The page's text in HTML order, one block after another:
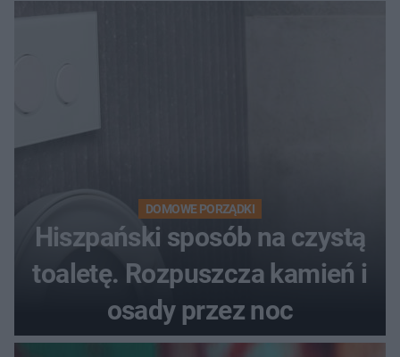
DOMOWE PORZĄDKI
Hiszpański sposób na czystą
toaletę. Rozpuszcza kamień i
osady przez noc